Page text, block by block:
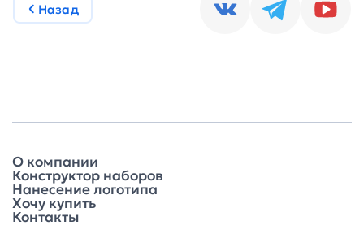
Назад
О компании
Конструктор наборов
Нанесение логотипа
Хочу купить
Контакты